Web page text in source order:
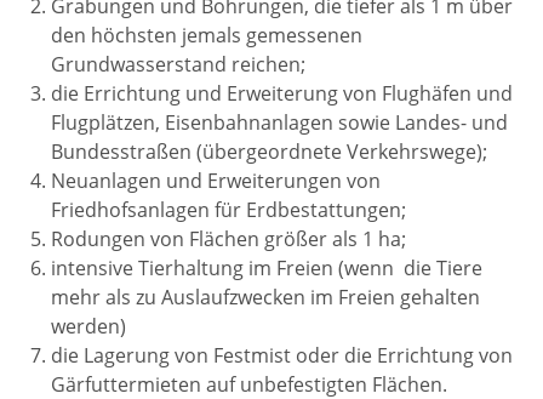
Grabungen und Bohrungen, die tiefer als 1 m über
den höchsten jemals gemessenen
Grundwasserstand reichen;
die Errichtung und Erweiterung von Flughäfen und
Flugplätzen, Eisenbahnanlagen sowie Landes- und
Bundesstraßen (übergeordnete Verkehrswege);
Neuanlagen und Erweiterungen von
Friedhofsanlagen für Erdbestattungen;
Rodungen von Flächen größer als 1 ha;
intensive Tierhaltung im Freien (wenn die Tiere
mehr als zu Auslaufzwecken im Freien gehalten
werden)
die Lagerung von Festmist oder die Errichtung von
Gärfuttermieten auf unbefestigten Flächen.